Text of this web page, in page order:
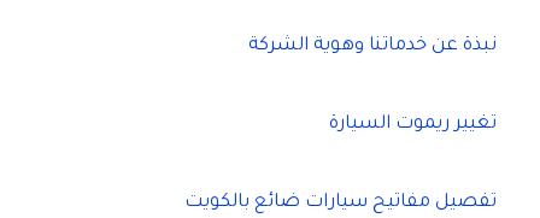
نبذة عن خدماتنا وهوية الشركة
تغيير ريموت السيارة
تفصيل مفاتيح سيارات ضائع بالكويت